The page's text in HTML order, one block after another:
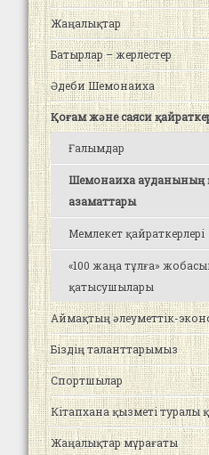
Жаңалықтар
Батырлар – жерлестер
Әдеби Шемонаиха
Қоғам және саяси
Ғалымдар
Шемонаиха ауданының
азаматтары
Мемлекет қайраткерлері
«100 жаңа тұлға»
қатысушылары
Аймақтың әлеуметтік-
Біздің таланттарымыз
Спортшылар
Кітапхана қызметі туралы
Жаңалықтар мұрағаты